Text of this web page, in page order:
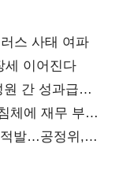
스 사태 여파
세 이어진다
간 성과급
체에 재무 부담
발…공정위,